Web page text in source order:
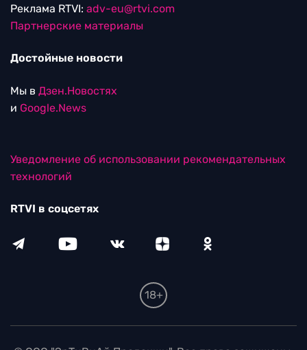
Реклама RTVI: adv-eu@rtvi.com
Партнерские материалы
Достойные новости
Мы в Дзен.Новостях
и Google.News
Уведомление об использовании рекомендательных
технологий
RTVI в соцсетях
18+